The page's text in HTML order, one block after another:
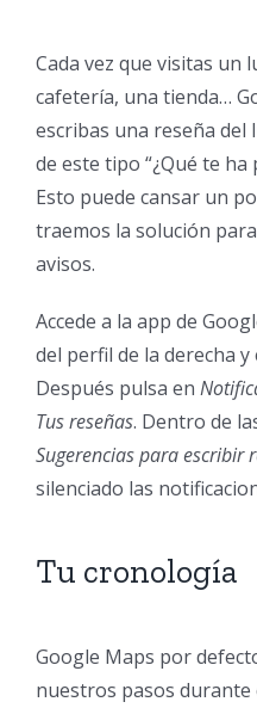
Cada vez que visitas un
cafetería, una tienda…
escribas una reseña
de este tipo “¿Qué te ha
Esto puede cansar un
traemos la solución
avisos.
Accede a la app de
del perfil de la derecha
Después pulsa en
Tus reseñas. Dentro de
Sugerencias para escribir
silenciado las
Tu cronología
Google Maps por
nuestros pasos durante